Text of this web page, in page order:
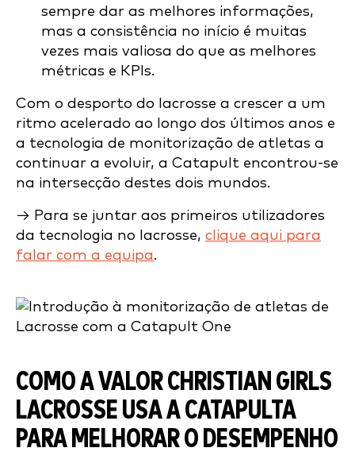
sempre dar as melhores informações,
mas a consistência no início é muitas
vezes mais valiosa do que as melhores
métricas e KPIs.
Com o desporto do lacrosse a crescer a um
ritmo acelerado ao longo dos últimos anos e
a tecnologia de monitorização de atletas a
continuar a evoluir, a Catapult encontrou-se
na intersecção destes dois mundos.
→ Para se juntar aos primeiros utilizadores
da tecnologia no lacrosse, clique aqui para
falar com a equipa.
COMO A VALOR CHRISTIAN GIRLS
LACROSSE USA A CATAPULTA
PARA MELHORAR O DESEMPENHO